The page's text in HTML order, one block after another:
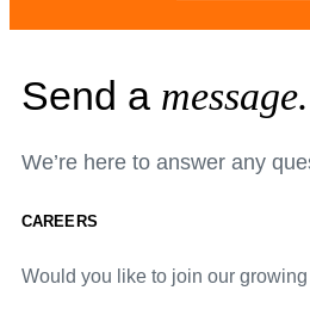
Send a message.
We’re here to answer any
CAREERS
Would you like to join our